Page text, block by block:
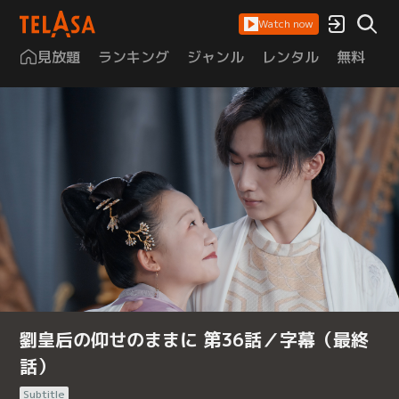
Watch now
見放題 ランキング ジャンル レンタル 無料
劉皇后の仰せのままに 第36話／字幕（最終
話）
Subtitle